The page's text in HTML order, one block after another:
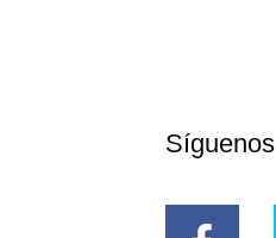
Síguenos